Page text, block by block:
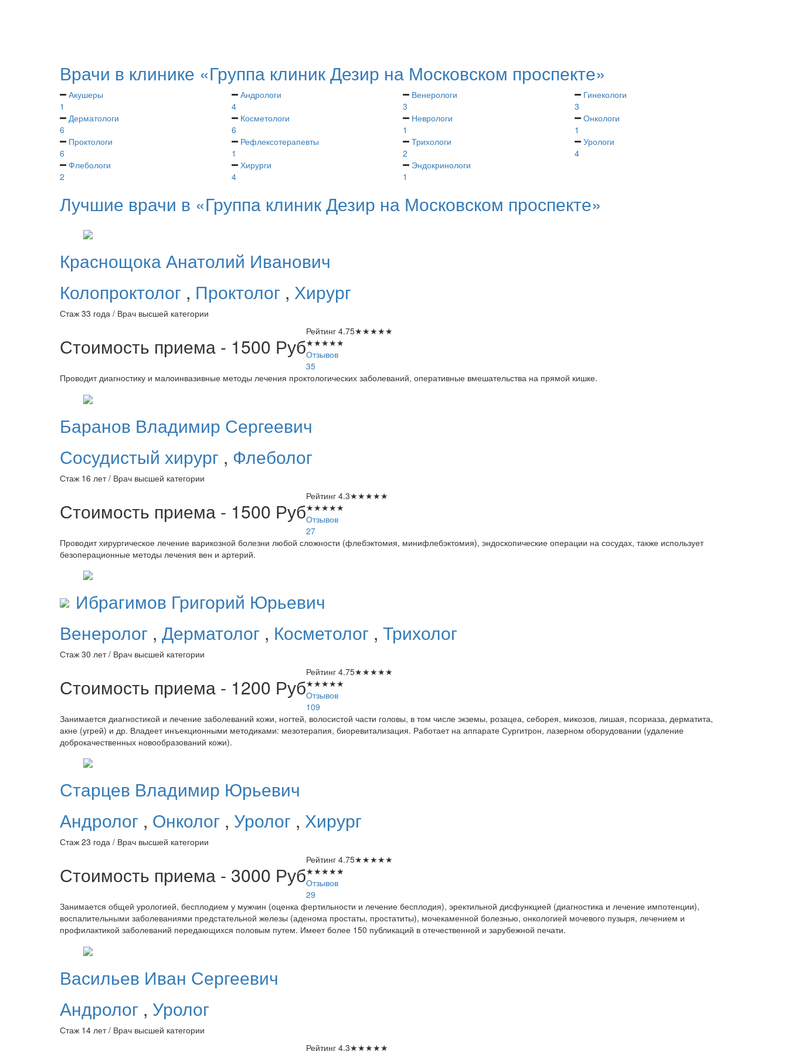
Врачи в клинике «Группа клиник Дезир на Московском проспекте»
Акушеры
1
Андрологи
4
Венерологи
3
Гинекологи
3
Дерматологи
6
Косметологи
6
Неврологи
1
Онкологи
1
Проктологи
6
Рефлексотерапевты
1
Трихологи
2
Урологи
4
Флебологи
2
Хирурги
4
Эндокринологи
1
Лучшие врачи в «Группа клиник Дезир на Московском проспекте»
КраснощокаАнатолий Иванович
Колопроктолог , Проктолог , Хирург
Стаж 33 года / Врач высшей категории
Стоимость приема - 1500 Руб
Рейтинг 4.75★★★★★
★★★★★
Отзывов
35
Проводит диагностику и малоинвазивные методы лечения проктологических заболеваний, оперативные вмешательства на прямой кишке.
Баранов Владимир Сергеевич
Сосудистый хирург , Флеболог
Стаж 16 лет / Врач высшей категории
Стоимость приема - 1500 Руб
Рейтинг 4.3★★★★★
★★★★★
Отзывов
27
Проводит хирургическое лечение варикозной болезни любой сложности (флебэктомия, минифлебэктомия), эндоскопические операции на сосудах, также использует
безоперационные методы лечения вен и артерий.
Ибрагимов Григорий Юрьевич
Венеролог , Дерматолог , Косметолог , Трихолог
Стаж 30 лет / Врач высшей категории
Стоимость приема - 1200 Руб
Рейтинг 4.75★★★★★
★★★★★
Отзывов
109
Занимается диагностикой и лечение заболеваний кожи, ногтей, волосистой части головы, в том числе экземы, розацеа, себорея, микозов, лишая, псориаза, дерматита,
акне (угрей) и др. Владеет инъекционными методиками: мезотерапия, биоревитализация. Работает на аппарате Сургитрон, лазерном оборудовании (удаление
доброкачественных новообразований кожи).
Старцев Владимир Юрьевич
Андролог , Онколог , Уролог , Хирург
Стаж 23 года / Врач высшей категории
Стоимость приема - 3000 Руб
Рейтинг 4.75★★★★★
★★★★★
Отзывов
29
Занимается общей урологией, бесплодием у мужчин (оценка фертильности и лечение бесплодия), эректильной дисфункцией (диагностика и лечение импотенции),
воспалительными заболеваниями предстательной железы (аденома простаты, простатиты), мочекаменной болезнью, онкологией мочевого пузыря, лечением и
профилактикой заболеваний передающихся половым путем. Имеет более 150 публикаций в отечественной и зарубежной печати.
Васильев Иван Сергеевич
Андролог , Уролог
Стаж 14 лет / Врач высшей категории
Рейтинг 4.3★★★★★